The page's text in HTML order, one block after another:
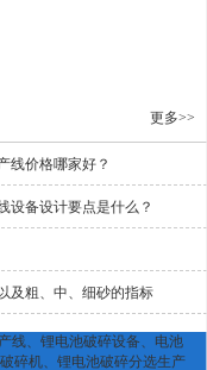
更多>>
线价格哪家好？
设备设计要点是什么？
及粗、中、细砂的指标
线、锂电池破碎设备、电池
碎机、锂电池破碎分选生产